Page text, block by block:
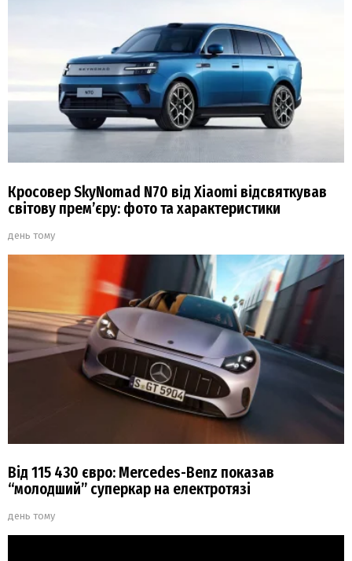
Кросовер SkyNomad N70 від Xiaomi відсвяткував
світову прем’єру: фото та характеристики
день тому
Від 115 430 євро: Mercedes-Benz показав
“молодший” суперкар на електротязі
день тому